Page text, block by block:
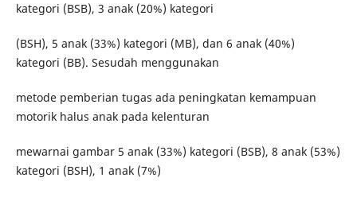
kategori (BSB), 3 anak (20%) kategori
(BSH), 5 anak (33%) kategori (MB), dan 6 anak (40%)
kategori (BB). Sesudah menggunakan
metode pemberian tugas ada peningkatan kemampuan
motorik halus anak pada kelenturan
mewarnai gambar 5 anak (33%) kategori (BSB), 8 anak (53%)
kategori (BSH), 1 anak (7%)